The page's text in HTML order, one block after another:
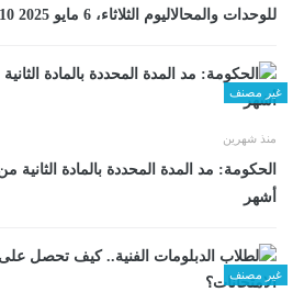
للوحدات والمحالاليوم الثلاثاء، 6 مايو 2025 05:10 مـ
غير مصنف
منذ شهرين
أشهر
غير مصنف